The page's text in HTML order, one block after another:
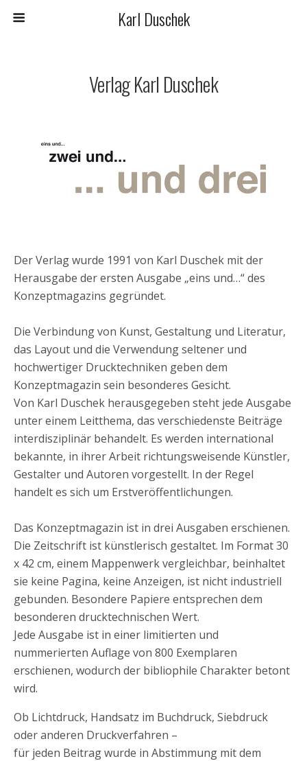
Karl Duschek
Verlag Karl Duschek
Der Verlag wurde 1991 von Karl Duschek mit der
Herausgabe der ersten Ausgabe „eins und…“ des
Konzeptmagazins gegründet.
Die Verbindung von Kunst, Gestaltung und Literatur,
das Layout und die Verwendung seltener und
hochwertiger Drucktechniken geben dem
Konzeptmagazin sein besonderes Gesicht.
Von Karl Duschek herausgegeben steht jede Ausgabe
unter einem Leitthema, das verschiedenste Beiträge
interdisziplinär behandelt. Es werden international
bekannte, in ihrer Arbeit richtungsweisende Künstler,
Gestalter und Autoren vorgestellt. In der Regel
handelt es sich um Erstveröffentlichungen.
Das Konzeptmagazin ist in drei Ausgaben erschienen.
Die Zeitschrift ist künstlerisch gestaltet. Im Format 30
x 42 cm, einem Mappenwerk vergleichbar, beinhaltet
sie keine Pagina, keine Anzeigen, ist nicht industriell
gebunden. Besondere Papiere entsprechen dem
besonderen drucktechnischen Wert.
Jede Ausgabe ist in einer limitierten und
nummerierten Auflage von 800 Exemplaren
erschienen, wodurch der bibliophile Charakter betont
wird.
Ob Lichtdruck, Handsatz im Buchdruck, Siebdruck
oder anderen Druckverfahren –
für jeden Beitrag wurde in Abstimmung mit dem